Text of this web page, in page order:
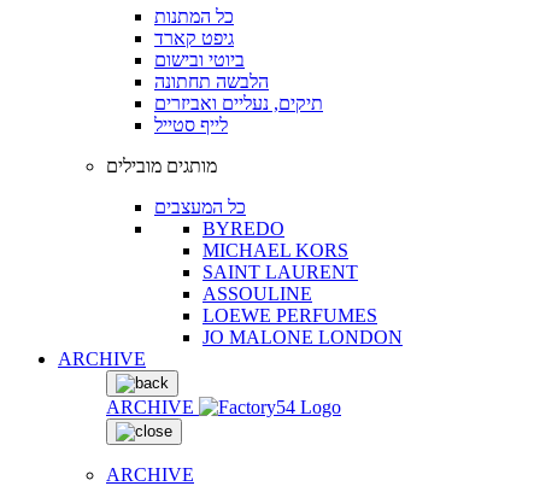
כל המתנות
גיפט קארד
ביוטי ובישום
הלבשה תחתונה
תיקים, נעליים ואביזרים
לייף סטייל
מותגים מובילים
כל המעצבים
BYREDO
MICHAEL KORS
SAINT LAURENT
ASSOULINE
LOEWE PERFUMES
JO MALONE LONDON
ARCHIVE
ARCHIVE
ARCHIVE